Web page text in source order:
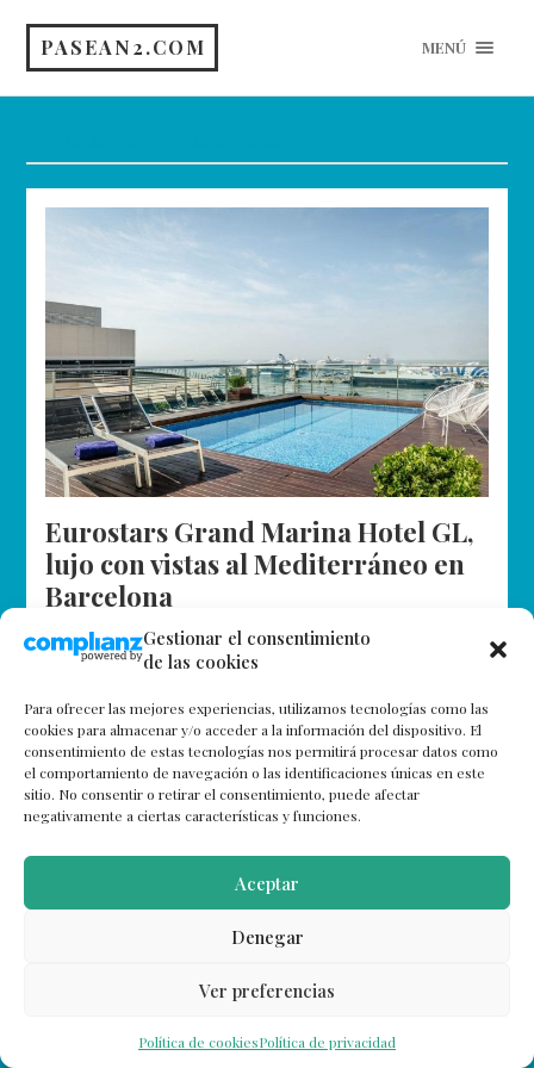
Gestionar el consentimiento
de las cookies
Para ofrecer las mejores experiencias, utilizamos tecnologías como las
cookies para almacenar y/o acceder a la información del dispositivo. El
consentimiento de estas tecnologías nos permitirá procesar datos como
el comportamiento de navegación o las identificaciones únicas en este
sitio. No consentir o retirar el consentimiento, puede afectar
negativamente a ciertas características y funciones.
Aceptar
Denegar
Ver preferencias
Política de cookiesPolítica de privacidad
PASEAN2.COM MENÚ
Eurostars Grand Marina Hotel GL,
lujo con vistas al Mediterráneo en
Barcelona
Hace algunos años tuvimos la suerte de dormir en el
Eurostars Grand Marina Hotel GL, un Gran Lujo
algo…